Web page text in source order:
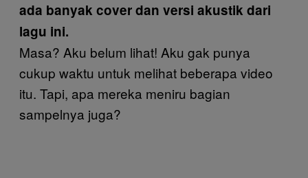
ada banyak cover dan versi akustik dari
lagu ini.
Masa? Aku belum lihat! Aku gak punya
cukup waktu untuk melihat beberapa video
itu. Tapi, apa mereka meniru bagian
sampelnya juga?